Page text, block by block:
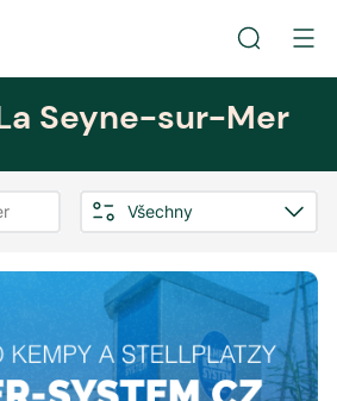
Seyne-sur-Mer
Všechny